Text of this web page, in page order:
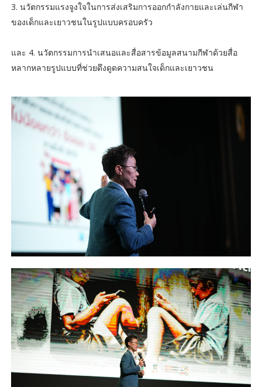
3. นวัตกรรมแรงจูงใจในการส่งเสริมการออกกำลังกายและเล่นกีฬา
ของเด็กและเยาวชนในรูปแบบครอบครัว
และ 4. นวัตกรรมการนำเสนอและสื่อสารข้อมูลสนามกีฬาด้วยสื่อ
หลากหลายรูปแบบที่ช่วยดึงดูดความสนใจเด็กและเยาวชน